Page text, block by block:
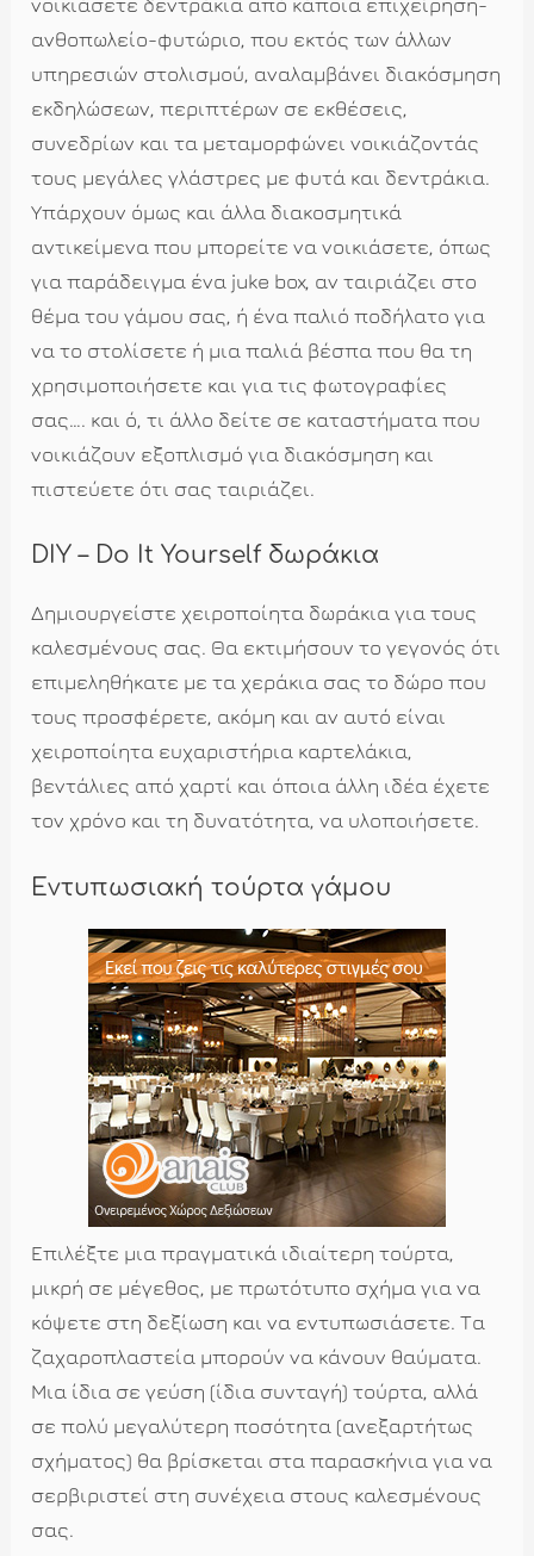
νοικιάσετε δεντράκια από κάποια επιχείρηση-
ανθοπωλείο-φυτώριο, που εκτός των άλλων
υπηρεσιών στολισμού, αναλαμβάνει διακόσμηση
εκδηλώσεων, περιπτέρων σε εκθέσεις,
συνεδρίων και τα μεταμορφώνει νοικιάζοντάς
τους μεγάλες γλάστρες με φυτά και δεντράκια.
Υπάρχουν όμως και άλλα διακοσμητικά
αντικείμενα που μπορείτε να νοικιάσετε, όπως
για παράδειγμα ένα juke box, αν ταιριάζει στο
θέμα του γάμου σας, ή ένα παλιό ποδήλατο για
να το στολίσετε ή μια παλιά βέσπα που θα τη
χρησιμοποιήσετε και για τις φωτογραφίες
σας…. και ό, τι άλλο δείτε σε καταστήματα που
νοικιάζουν εξοπλισμό για διακόσμηση και
πιστεύετε ότι σας ταιριάζει.
DIY – Do It Yourself δωράκια
Δημιουργείστε χειροποίητα δωράκια για τους
καλεσμένους σας. Θα εκτιμήσουν το γεγονός ότι
επιμεληθήκατε με τα χεράκια σας το δώρο που
τους προσφέρετε, ακόμη και αν αυτό είναι
χειροποίητα ευχαριστήρια καρτελάκια,
βεντάλιες από χαρτί και όποια άλλη ιδέα έχετε
τον χρόνο και τη δυνατότητα, να υλοποιήσετε.
Εντυπωσιακή τούρτα γάμου
Επιλέξτε μια πραγματικά ιδιαίτερη τούρτα,
μικρή σε μέγεθος, με πρωτότυπο σχήμα για να
κόψετε στη δεξίωση και να εντυπωσιάσετε. Τα
ζαχαροπλαστεία μπορούν να κάνουν θαύματα.
Μια ίδια σε γεύση (ίδια συνταγή) τούρτα, αλλά
σε πολύ μεγαλύτερη ποσότητα (ανεξαρτήτως
σχήματος) θα βρίσκεται στα παρασκήνια για να
σερβιριστεί στη συνέχεια στους καλεσμένους
σας.